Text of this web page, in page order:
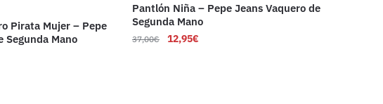
Pirata Mujer – Pepe
Segunda Mano
Pantlón Niña – Pepe Jeans Vaquero de
Segunda Mano
37,00€ 12,95€